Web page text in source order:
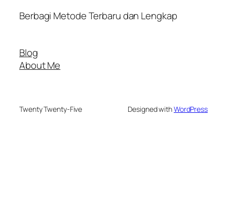
Berbagi Metode Terbaru dan Lengkap
Blog
About Me
Twenty Twenty-Five Designed withWordPress